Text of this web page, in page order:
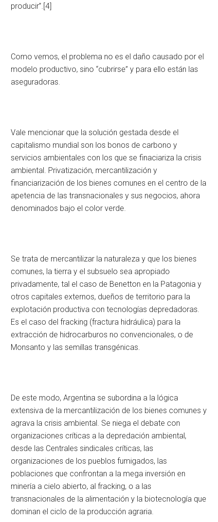
producir”. [4]
Como vemos, el problema no es el daño causado por el
modelo productivo, sino “cubrirse” y para ello están las
aseguradoras.
Vale mencionar que la solución gestada desde el
capitalismo mundial son los bonos de carbono y
servicios ambientales con los que se finaciariza la crisis
ambiental. Privatización, mercantilización y
financiarización de los bienes comunes en el centro de la
apetencia de las transnacionales y sus negocios, ahora
denominados bajo el color verde.
Se trata de mercantilizar la naturaleza y que los bienes
comunes, la tierra y el subsuelo sea apropiado
privadamente, tal el caso de Benetton en la Patagonia y
otros capitales externos, dueños de territorio para la
explotación productiva con tecnologías depredadoras.
Es el caso del fracking (fractura hidráulica) para la
extracción de hidrocarburos no convencionales, o de
Monsanto y las semillas transgénicas.
De este modo, Argentina se subordina a la lógica
extensiva de la mercantilización de los bienes comunes y
agrava la crisis ambiental. Se niega el debate con
organizaciones críticas a la depredación ambiental,
desde las Centrales sindicales críticas, las
organizaciones de los pueblos fumigados, las
poblaciones que confrontan a la mega inversión en
minería a cielo abierto, al fracking, o a las
transnacionales de la alimentación y la biotecnología que
dominan el ciclo de la producción agraria.